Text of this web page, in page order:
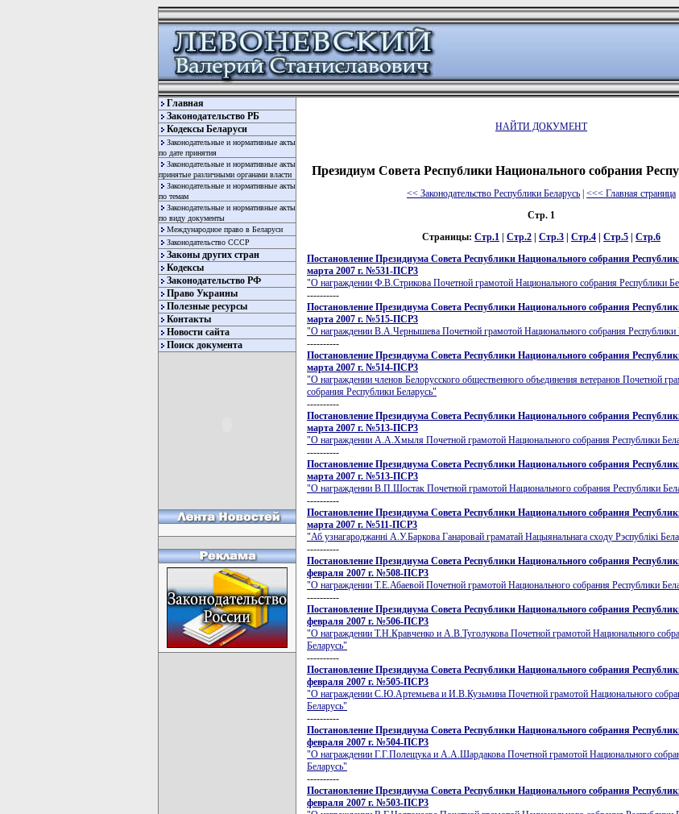
Главная
Законодательство РБ
Кодексы Беларуси
Законодательные и нормативные акты
по дате принятия
Законодательные и нормативные акты
принятые различными органами власти
Законодательные и нормативные акты
по темам
Законодательные и нормативные акты
по виду документы
Международное право в Беларуси
Законодательство СССР
Законы других стран
Кодексы
Законодательство РФ
Право Украины
Полезные ресурсы
Контакты
Новости сайта
Поиск документа
НАЙТИ ДОКУМЕНТ
Президиум Совета Республики Национального собрания
<< Законодательство Республики Беларусь | <<< Главная страница
Стр. 1
Страницы: Стр.1 | Стр.2 | Стр.3 | Стр.4 | Стр.5 | Стр.6
Постановление Президиума Совета Республики Национального собрания
марта 2007 г. №531-ПСР3
"О награждении Ф.В.Стрикова Почетной грамотой Национального собрания Республики
----------
Постановление Президиума Совета Республики Национального собрания
марта 2007 г. №515-ПСР3
"О награждении В.А.Чернышева Почетной грамотой Национального собрания Республики
----------
Постановление Президиума Совета Республики Национального собрания
марта 2007 г. №514-ПСР3
"О награждении членов Белорусского общественного объединения ветеранов Почетной
собрания Республики Беларусь"
----------
Постановление Президиума Совета Республики Национального собрания
марта 2007 г. №513-ПСР3
"О награждении А.А.Хмыля Почетной грамотой Национального собрания Республики
----------
Постановление Президиума Совета Республики Национального собрания
марта 2007 г. №513-ПСР3
"О награждении В.П.Шостак Почетной грамотой Национального собрания Республики
----------
Постановление Президиума Совета Республики Национального собрания
марта 2007 г. №511-ПСР3
"Аб узнагароджаннi А.У.Баркова Ганаровай граматай Нацыянальнага сходу Рэспублiкi
----------
Постановление Президиума Совета Республики Национального собрания
февраля 2007 г. №508-ПСР3
"О награждении Т.Е.Абаевой Почетной грамотой Национального собрания Республики
----------
Постановление Президиума Совета Республики Национального собрания
февраля 2007 г. №506-ПСР3
"О награждении Т.Н.Кравченко и А.В.Туголукова Почетной грамотой Национального
Беларусь"
----------
Постановление Президиума Совета Республики Национального собрания
февраля 2007 г. №505-ПСР3
"О награждении С.Ю.Артемьева и И.В.Кузьмина Почетной грамотой Национального
Беларусь"
----------
Постановление Президиума Совета Республики Национального собрания
февраля 2007 г. №504-ПСР3
"О награждении Г.Г.Полещука и А.А.Шардакова Почетной грамотой Национального
Беларусь"
----------
Постановление Президиума Совета Республики Национального собрания
февраля 2007 г. №503-ПСР3